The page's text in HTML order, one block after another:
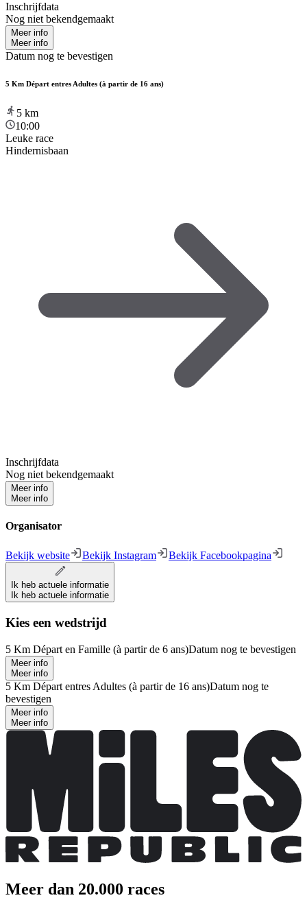
Inschrijfdata
Nog niet bekendgemaakt
Meer info
Meer info
Datum nog te bevestigen
5 Km Départ entres Adultes (à partir de 16 ans)
5 km
10:00
Leuke race
Hindernisbaan
Inschrijfdata
Nog niet bekendgemaakt
Meer info
Meer info
Organisator
Bekijk website Bekijk Instagram Bekijk Facebookpagina
Ik heb actuele informatie
Ik heb actuele informatie
Kies een wedstrijd
5 Km Départ en Famille (à partir de 6 ans)Datum nog te bevestigen
Meer info
Meer info
5 Km Départ entres Adultes (à partir de 16 ans)Datum nog te
bevestigen
Meer info
Meer info
Meer dan 20.000 races